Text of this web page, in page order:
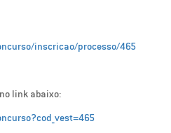
inscricao/processo/465
link abaixo: